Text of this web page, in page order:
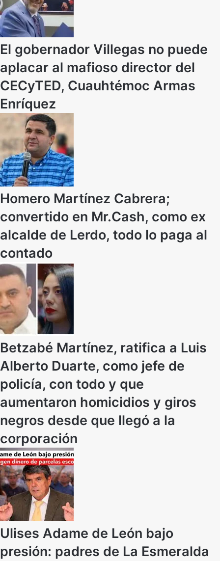
El gobernador Villegas no puede
aplacar al mafioso director del
CECyTED, Cuauhtémoc Armas
Enríquez
Homero Martínez Cabrera;
convertido en Mr.Cash, como ex
alcalde de Lerdo, todo lo paga al
contado
Betzabé Martínez, ratifica a Luis
Alberto Duarte, como jefe de
policía, con todo y que
aumentaron homicidios y giros
negros desde que llegó a la
corporación
Ulises Adame de León bajo
presión: padres de La Esmeralda